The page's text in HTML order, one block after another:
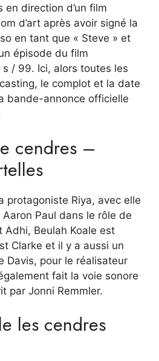
direction d’un film
d’art après avoir signé la
en tant que « Steve » et
épisode du film
/ 99. Ici, alors toutes les
le complot et la date
bande-annonce officielle
cendres –
protagoniste Riya, avec elle
Paul dans le rôle de
Adhi, Beulah Koale est
Clarke et il y a aussi un
Davis, pour le réalisateur
fait la voie sonore
par Jonni Remmler.
les cendres